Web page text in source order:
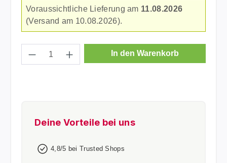
Voraussichtliche Lieferung am 11.08.2026
(Versand am 10.08.2026).
Produkt Anzahl: Gib den gewünschten
In den Warenkorb
Deine Vorteile bei uns
4,8/5 bei Trusted Shops